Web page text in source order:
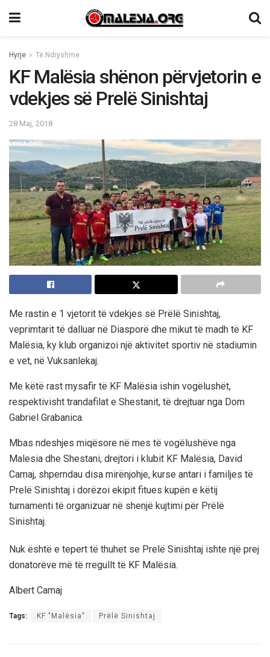
Hyrje Të Ndryshme
KF Malësia shënon përvjetorin e
vdekjes së Prelë Sinishtaj
28 Maj, 2018
Me rastin e 1 vjetorit të vdekjes së Prëlë Sinishtaj,
veprimtarit të dalluar në Diasporë dhe mikut të madh të KF
Malësia, ky klub organizoi një aktivitet sportiv në stadiumin
e vet, në Vuksanlekaj.
Me këtë rast mysafir të KF Malësia ishin vogëlushët,
respektivisht trandafilat e Shestanit, të drejtuar nga Dom
Gabriel Grabanica.
Mbas ndeshjes miqësore në mes të vogëlushëve nga
Malesia dhe Shestani, drejtori i klubit KF Malësia, David
Camaj, shperndau disa mirënjohje, kurse antari i familjes të
Prelë Sinishtaj i dorëzoi ekipit fitues kupën e këtij
turnamenti të organizuar në shenjë kujtimi për Prëlë
Sinishtaj.
Nuk është e tepert të thuhet se Prelë Sinishtaj ishte një prej
donatorëve më të rregullt të KF Malësia.
Albert Camaj
Tags: KF "Malësia" Prëlë Sinishtaj